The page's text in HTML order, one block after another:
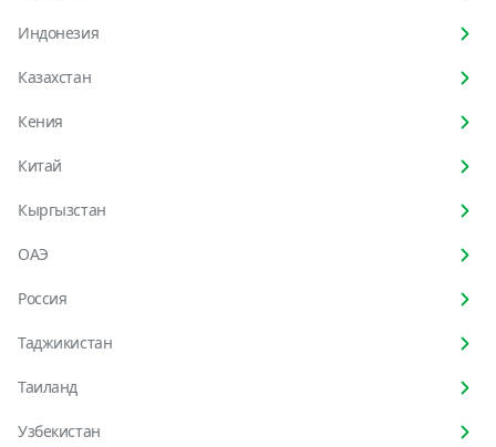
Индонезия
Казахстан
Кения
Китай
Кыргызстан
ОАЭ
Россия
Таджикистан
Таиланд
Узбекистан